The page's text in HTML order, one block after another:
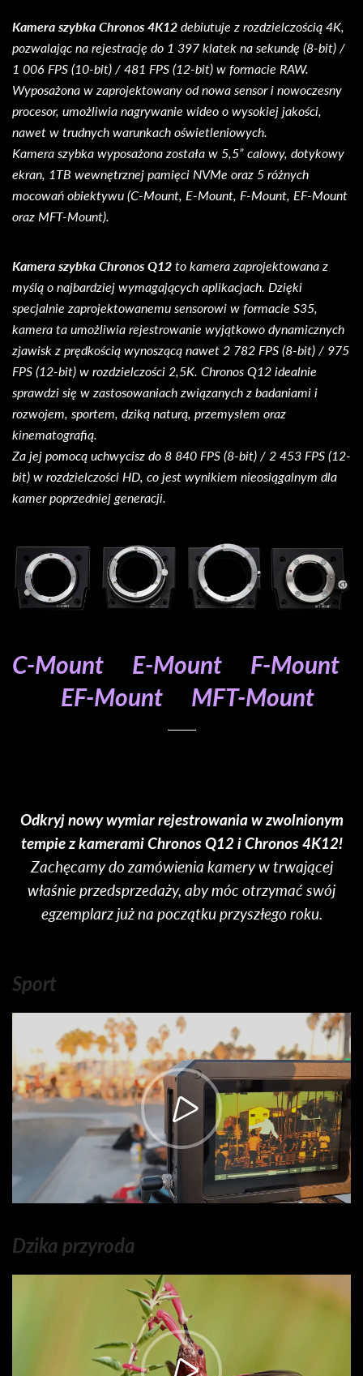
Kamera szybka Chronos 4K12debiutuje z rozdzielczością 4K,
pozwalając na rejestrację do 1 397 klatek na sekundę (8-bit) /
1 006 FPS (10-bit) / 481 FPS (12-bit) w formacie RAW.
Wyposażona w zaprojektowany od nowa sensor i nowoczesny
procesor, umożliwia nagrywanie wideo o wysokiej jakości,
nawet w trudnych warunkach oświetleniowych.
Kamera szybka wyposażona została w 5,5” calowy, dotykowy
ekran, 1TB wewnętrznej pamięci NVMe oraz 5 różnych
mocowań obiektywu (C-Mount, E-Mount, F-Mount, EF-Mount
oraz MFT-Mount).
Kamera szybka Chronos Q12to kamera zaprojektowana z
myślą o najbardziej wymagających aplikacjach. Dzięki
specjalnie zaprojektowanemu sensorowi w formacie S35,
kamera ta umożliwia rejestrowanie wyjątkowo dynamicznych
zjawisk z prędkością wynoszącą nawet 2 782 FPS (8-bit) / 975
FPS (12-bit) w rozdzielczości 2,5K. Chronos Q12 idealnie
sprawdzi się w zastosowaniach związanych z badaniami i
rozwojem, sportem, dziką naturą, przemysłem oraz
kinematografią.
Za jej pomocą uchwycisz do 8 840 FPS (8-bit) / 2 453 FPS (12-
bit) w rozdzielczości HD, co jest wynikiem nieosiągalnym dla
kamer poprzedniej generacji.
C-Mount E-Mount F-Mount
EF-Mount MFT-Mount
Odkryj nowy wymiar rejestrowania w zwolnionym
tempie z kamerami Chronos Q12 i Chronos 4K12!
Zachęcamy do zamówienia kamery w trwającej
właśnie przedsprzedaży, aby móc otrzymać swój
egzemplarz już na początku przyszłego roku.
Sport
Dzika przyroda